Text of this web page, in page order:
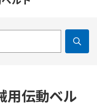
用伝動ベル